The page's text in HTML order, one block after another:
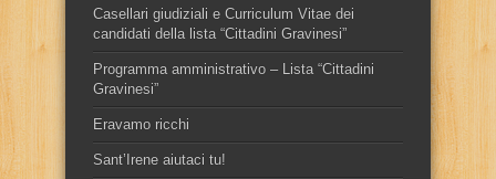
Casellari giudiziali e Curriculum Vitae dei
candidati della lista “Cittadini Gravinesi”
Programma amministrativo – Lista “Cittadini
Gravinesi”
Eravamo ricchi
Sant’Irene aiutaci tu!